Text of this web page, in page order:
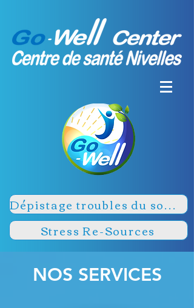
Dépistage troubles du sommeil
Stress Re-Sources
NOS SERVICES